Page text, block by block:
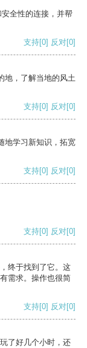
全性的连接，并帮
支持[0] 反对[0]
地，了解当地的风土
支持[0] 反对[0]
地学习新知识，拓宽
支持[0] 反对[0]
支持[0] 反对[0]
终于找到了它。这
需求。操作也很简
支持[0] 反对[0]
了好几个小时，还